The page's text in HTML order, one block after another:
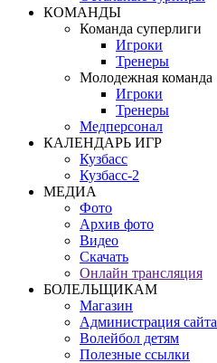
КОМАНДЫ
Команда суперлиги
Игроки
Тренеры
Молодежная команда
Игроки
Тренеры
Медперсонал
КАЛЕНДАРЬ ИГР
Кузбасс
Кузбасс-2
МЕДИА
Фото
Архив фото
Видео
Скачать
Онлайн трансляция
БОЛЕЛЬЩИКАМ
Магазин
Администрация сайта
Волейбол детям
Полезные ссылки